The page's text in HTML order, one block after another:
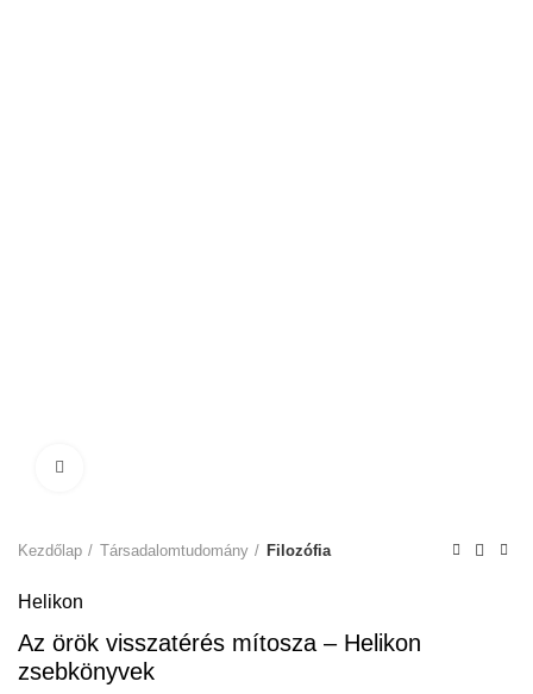
Kezdőlap Társadalomtudomány Filozófia
Helikon
Az örök visszatérés mítosza – Helikon
zsebkönyvek